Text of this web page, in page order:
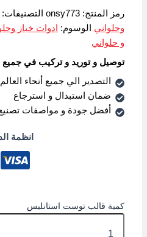
رمز المنتج:onsy773 التصنيفات:
وحلواني
الوسوم: ادوات خباز
و حلواني
توصيل و توريد و تركيب في جميع
التصدير الي جميع أنحاء العالم
ضمان استبدال و استرجاع
أفضل جودة و مواصفات
انظمة
كمية قالب توست استانليس